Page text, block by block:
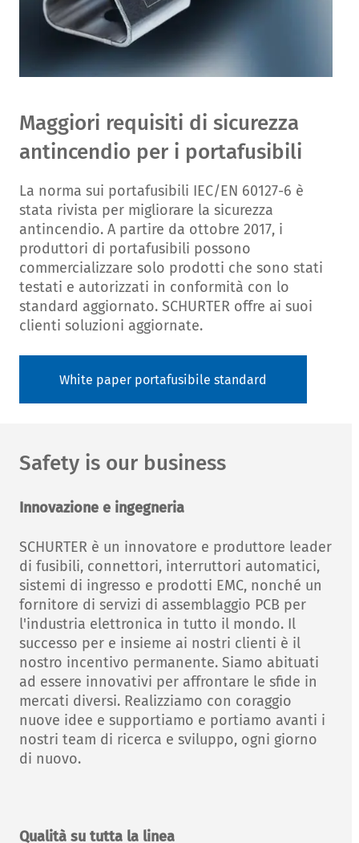
Maggiori requisiti di sicurezza
antincendio per i portafusibili
La norma sui portafusibili IEC/EN 60127-6 è
stata rivista per migliorare la sicurezza
antincendio. A partire da ottobre 2017, i
produttori di portafusibili possono
commercializzare solo prodotti che sono stati
testati e autorizzati in conformità con lo
standard aggiornato. SCHURTER offre ai suoi
clienti soluzioni aggiornate.
White paper portafusibile standard
Safety is our business
Innovazione e ingegneria
SCHURTER è un innovatore e produttore leader
di fusibili, connettori, interruttori automatici,
sistemi di ingresso e prodotti EMC, nonché un
fornitore di servizi di assemblaggio PCB per
l'industria elettronica in tutto il mondo. Il
successo per e insieme ai nostri clienti è il
nostro incentivo permanente. Siamo abituati
ad essere innovativi per affrontare le sfide in
mercati diversi. Realizziamo con coraggio
nuove idee e supportiamo e portiamo avanti i
nostri team di ricerca e sviluppo, ogni giorno
di nuovo.
Qualità su tutta la linea